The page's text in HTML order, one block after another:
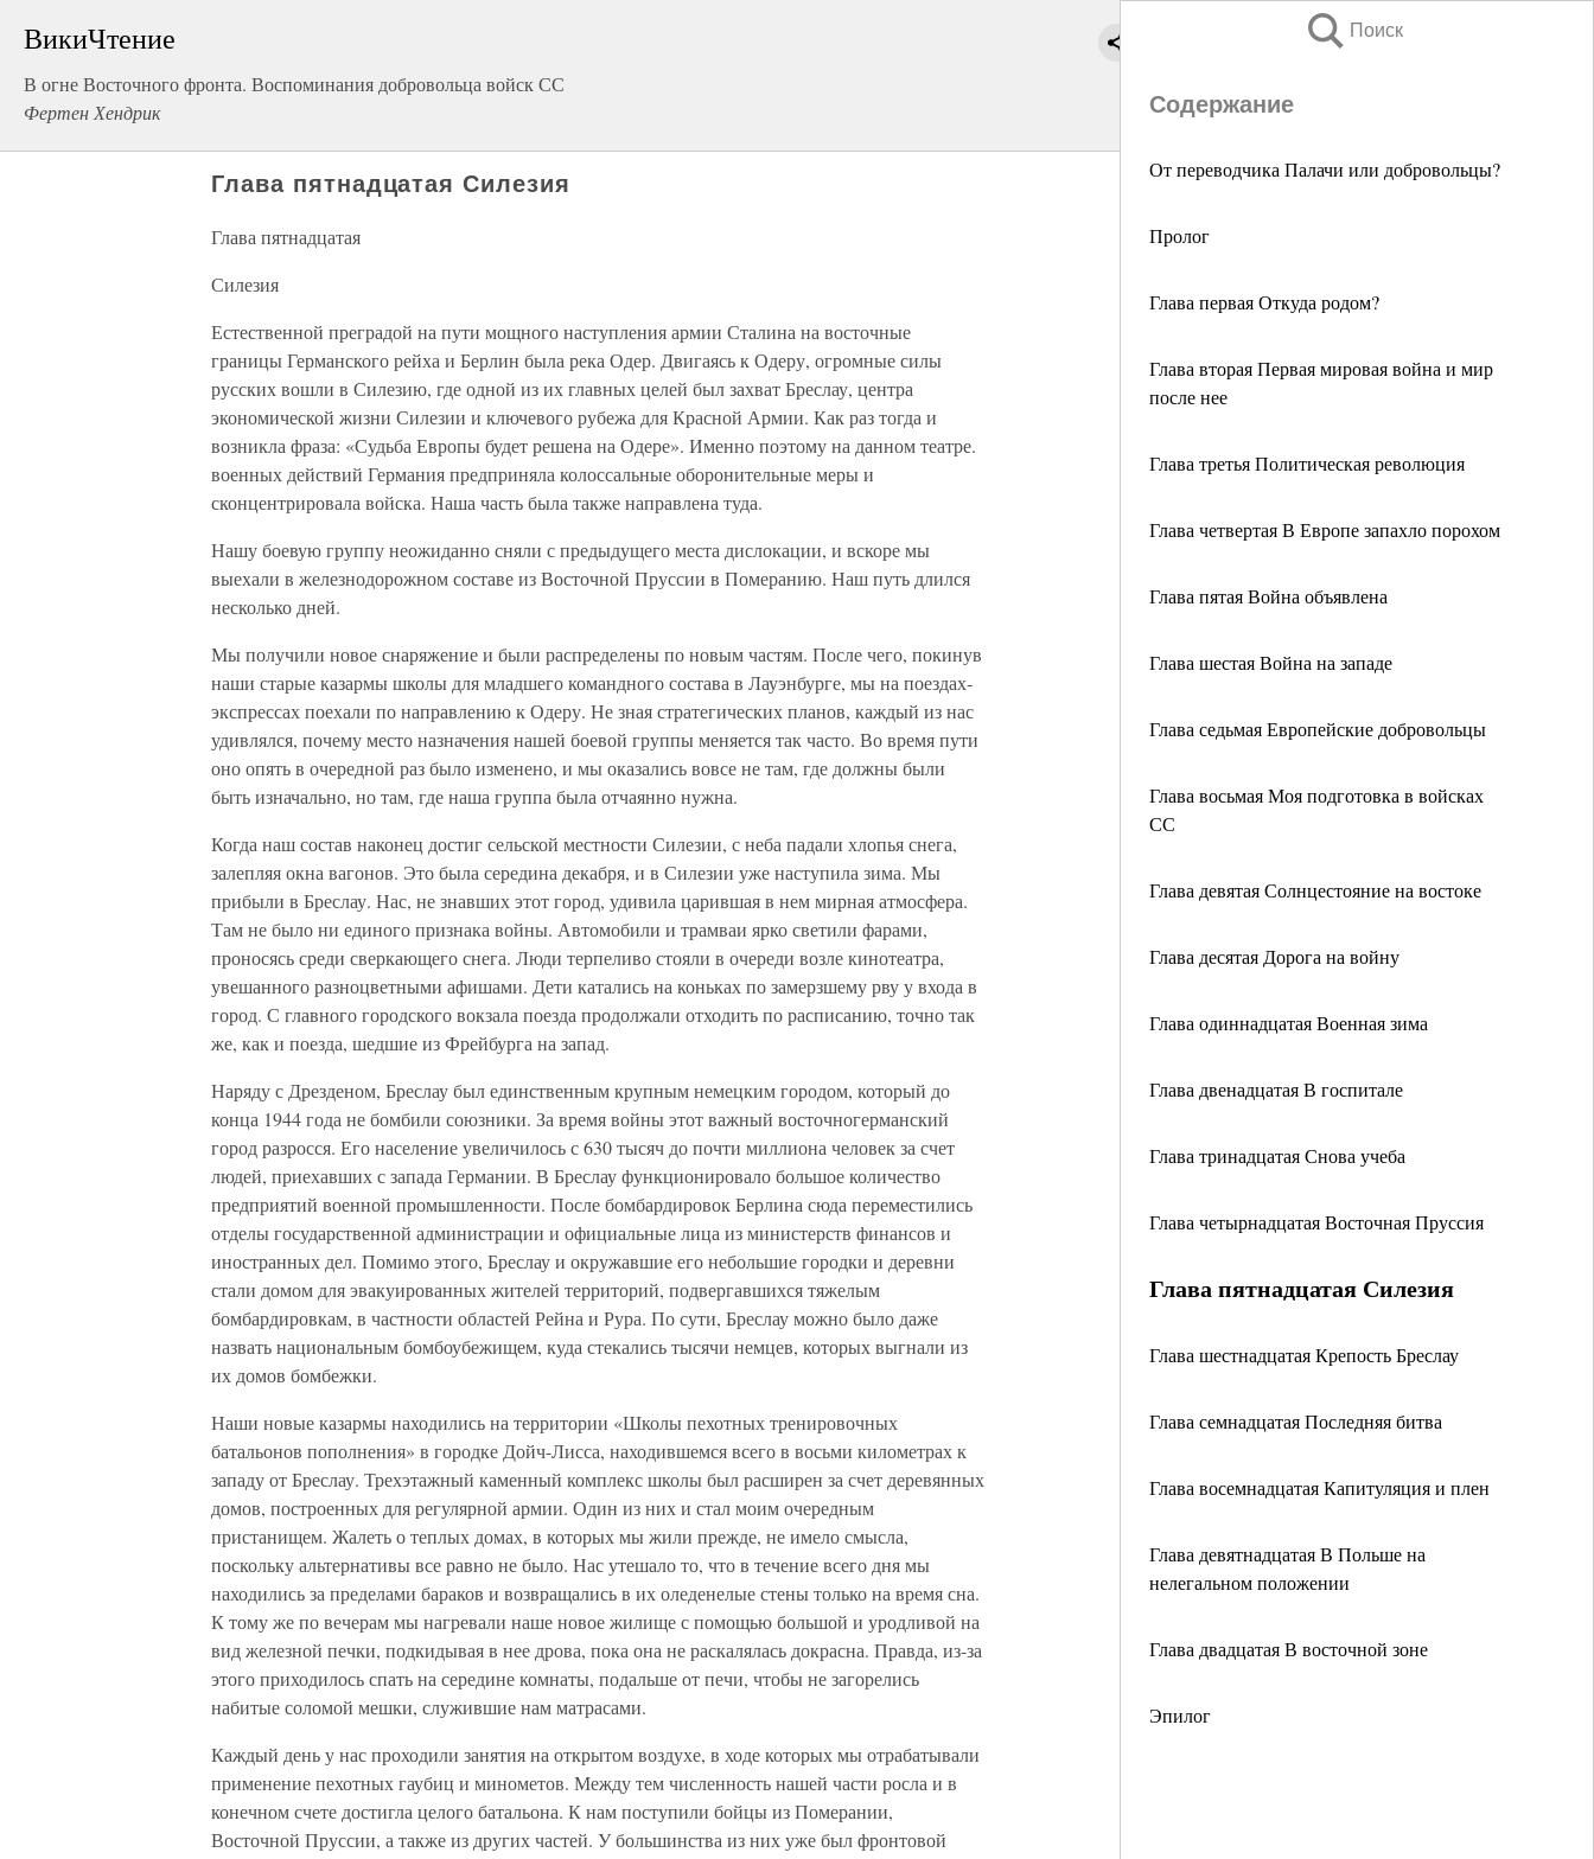
ВикиЧтение
В огне Восточного фронта. Воспоминания добровольца войск СС
Фертен Хендрик
Поиск
Содержание
От переводчика Палачи или добровольцы?
Пролог
Глава первая Откуда родом?
Глава вторая Первая мировая война и мир
после нее
Глава третья Политическая революция
Глава четвертая В Европе запахло порохом
Глава пятая Война объявлена
Глава шестая Война на западе
Глава седьмая Европейские добровольцы
Глава восьмая Моя подготовка в войсках
СС
Глава девятая Солнцестояние на востоке
Глава десятая Дорога на войну
Глава одиннадцатая Военная зима
Глава двенадцатая В госпитале
Глава тринадцатая Снова учеба
Глава четырнадцатая Восточная Пруссия
Глава пятнадцатая Силезия
Глава шестнадцатая Крепость Бреслау
Глава семнадцатая Последняя битва
Глава восемнадцатая Капитуляция и плен
Глава девятнадцатая В Польше на
нелегальном положении
Глава двадцатая В восточной зоне
Эпилог
Глава пятнадцатая Силезия
Глава пятнадцатая
Силезия
Естественной преградой на пути мощного наступления армии Сталина на восточные
границы Германского рейха и Берлин была река Одер. Двигаясь к Одеру, огромные силы
русских вошли в Силезию, где одной из их главных целей был захват Бреслау, центра
экономической жизни Силезии и ключевого рубежа для Красной Армии. Как раз тогда и
возникла фраза: «Судьба Европы будет решена на Одере». Именно поэтому на данном театре.
военных действий Германия предприняла колоссальные оборонительные меры и
сконцентрировала войска. Наша часть была также направлена туда.
Нашу боевую группу неожиданно сняли с предыдущего места дислокации, и вскоре мы
выехали в железнодорожном составе из Восточной Пруссии в Померанию. Наш путь длился
несколько дней.
Мы получили новое снаряжение и были распределены по новым частям. После чего, покинув
наши старые казармы школы для младшего командного состава в Лауэнбурге, мы на поездах-
экспрессах поехали по направлению к Одеру. Не зная стратегических планов, каждый из нас
удивлялся, почему место назначения нашей боевой группы меняется так часто. Во время пути
оно опять в очередной раз было изменено, и мы оказались вовсе не там, где должны были
быть изначально, но там, где наша группа была отчаянно нужна.
Когда наш состав наконец достиг сельской местности Силезии, с неба падали хлопья снега,
залепляя окна вагонов. Это была середина декабря, и в Силезии уже наступила зима. Мы
прибыли в Бреслау. Нас, не знавших этот город, удивила царившая в нем мирная атмосфера.
Там не было ни единого признака войны. Автомобили и трамваи ярко светили фарами,
проносясь среди сверкающего снега. Люди терпеливо стояли в очереди возле кинотеатра,
увешанного разноцветными афишами. Дети катались на коньках по замерзшему рву у входа в
город. С главного городского вокзала поезда продолжали отходить по расписанию, точно так
же, как и поезда, шедшие из Фрейбурга на запад.
Наряду с Дрезденом, Бреслау был единственным крупным немецким городом, который до
конца 1944 года не бомбили союзники. За время войны этот важный восточногерманский
город разросся. Его население увеличилось с 630 тысяч до почти миллиона человек за счет
людей, приехавших с запада Германии. В Бреслау функционировало большое количество
предприятий военной промышленности. После бомбардировок Берлина сюда переместились
отделы государственной администрации и официальные лица из министерств финансов и
иностранных дел. Помимо этого, Бреслау и окружавшие его небольшие городки и деревни
стали домом для эвакуированных жителей территорий, подвергавшихся тяжелым
бомбардировкам, в частности областей Рейна и Рура. По сути, Бреслау можно было даже
назвать национальным бомбоубежищем, куда стекались тысячи немцев, которых выгнали из
их домов бомбежки.
Наши новые казармы находились на территории «Школы пехотных тренировочных
батальонов пополнения» в городке Дойч-Лисса, находившемся всего в восьми километрах к
западу от Бреслау. Трехэтажный каменный комплекс школы был расширен за счет деревянных
домов, построенных для регулярной армии. Один из них и стал моим очередным
пристанищем. Жалеть о теплых домах, в которых мы жили прежде, не имело смысла,
поскольку альтернативы все равно не было. Нас утешало то, что в течение всего дня мы
находились за пределами бараков и возвращались в их оледенелые стены только на время сна.
К тому же по вечерам мы нагревали наше новое жилище с помощью большой и уродливой на
вид железной печки, подкидывая в нее дрова, пока она не раскалялась докрасна. Правда, из-за
этого приходилось спать на середине комнаты, подальше от печи, чтобы не загорелись
набитые соломой мешки, служившие нам матрасами.
Каждый день у нас проходили занятия на открытом воздухе, в ходе которых мы отрабатывали
применение пехотных гаубиц и минометов. Между тем численность нашей части росла и в
конечном счете достигла целого батальона. К нам поступили бойцы из Померании,
Восточной Пруссии, а также из других частей. У большинства из них уже был фронтовой